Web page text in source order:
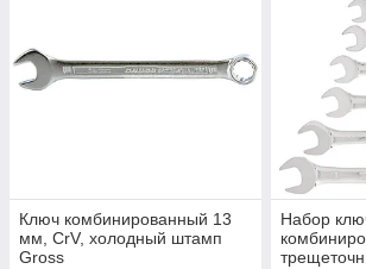
Ключ комбинированный 13
мм, CrV, холодный штамп
Gross
Набор